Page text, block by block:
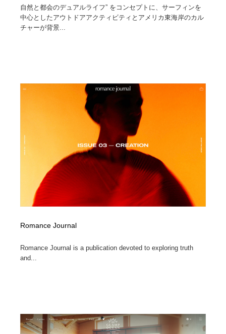
自然と都会のデュアルライフ” をコンセプトに、サーフィンを
中心としたアウトドアアクティビティとアメリカ東海岸のカル
チャーが背景...
Romance Journal
Romance Journal is a publication devoted to exploring truth
and...